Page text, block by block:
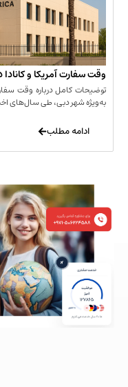
آمریکا و کانادا در دبی
درباره وقت سفارت آمریکا و
دبی، طی سال‌های اخیر
ما
کنیم
ما
ما